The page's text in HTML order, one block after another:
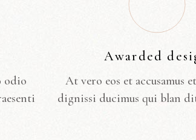
odio
Awarded
At vero eos et accusamus
dignissi ducimus qui blan